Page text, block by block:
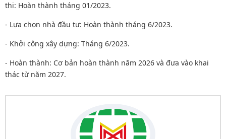
thi: Hoàn thành tháng 01/2023.
- Lựa chọn nhà đầu tư: Hoàn thành tháng 6/2023.
- Khởi công xây dựng: Tháng 6/2023.
- Hoàn thành: Cơ bản hoàn thành năm 2026 và đưa vào khai
thác từ năm 2027.